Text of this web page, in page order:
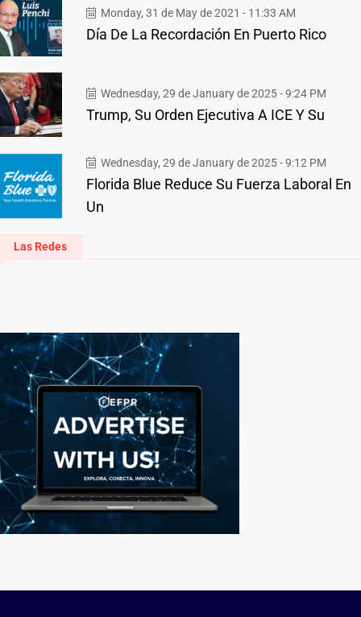
Monday, 31 de May de 2021 - 11:33 AM
Día De La Recordación En Puerto Rico
Wednesday, 29 de January de 2025 - 9:24 PM
Trump, Su Orden Ejecutiva A ICE Y Su
Wednesday, 29 de January de 2025 - 9:12 PM
Florida Blue Reduce Su Fuerza Laboral En
Un
Las Redes